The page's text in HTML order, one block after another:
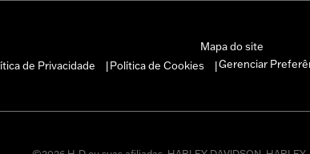
Mapa do site
de Privacidade Política de Cookies Gerenciar